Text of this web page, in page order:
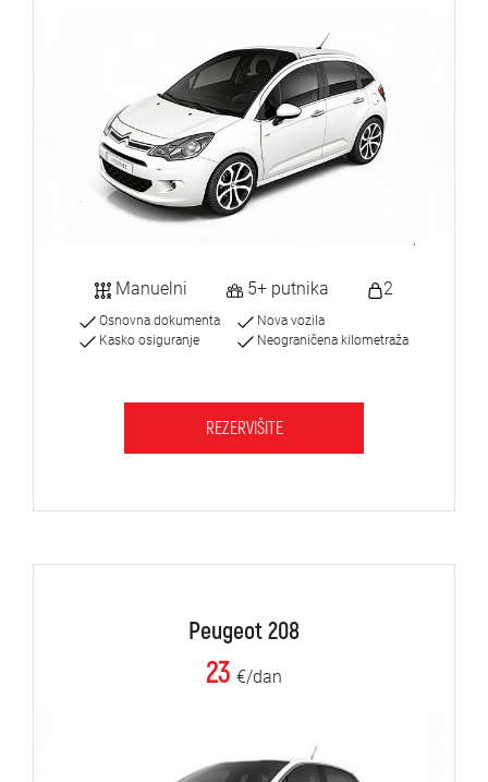
Manuelni 5+ putnika 2
Osnovna dokumenta
Kasko osiguranje
Nova vozila
Neograničena kilometraža
REZERVIŠITE
Peugeot 208
23 €/dan